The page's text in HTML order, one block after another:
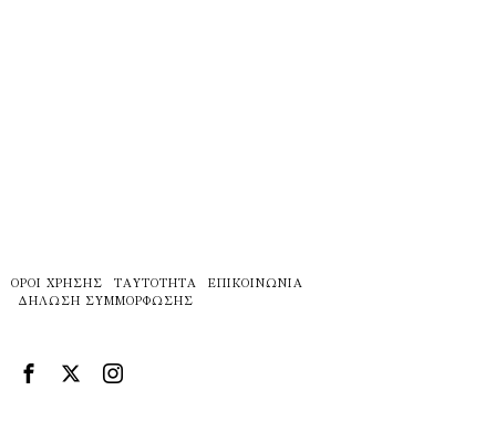
ΌΡΟΙ ΧΡΉΣΗΣ ΤΑΥΤΌΤΗΤΑ
ΕΠΙΚΟΙΝΩΝΊΑ
ΔΉΛΩΣΗ ΣΥΜΜΌΡΦΩΣΗΣ